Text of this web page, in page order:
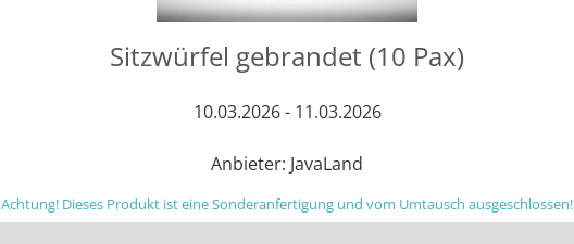
Sitzwürfel gebrandet (10 Pax)
10.03.2026 - 11.03.2026
Anbieter: JavaLand
Achtung! Dieses Produkt ist eine Sonderanfertigung und vom Umtausch ausgeschlossen!